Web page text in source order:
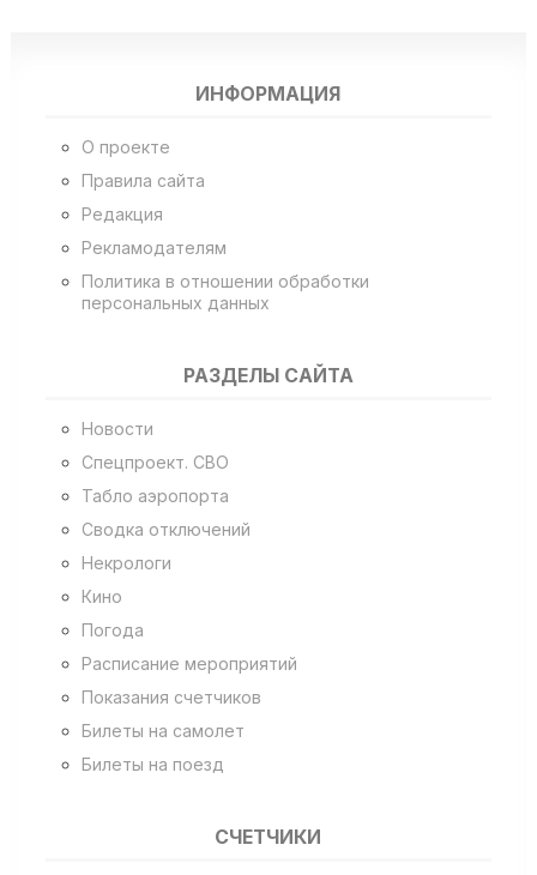
ИНФОРМАЦИЯ
О проекте
Правила сайта
Редакция
Рекламодателям
Политика в отношении обработки
персональных данных
РАЗДЕЛЫ САЙТА
Новости
Спецпроект. СВО
Табло аэропорта
Сводка отключений
Некрологи
Кино
Погода
Расписание мероприятий
Показания счетчиков
Билеты на самолет
Билеты на поезд
СЧЕТЧИКИ